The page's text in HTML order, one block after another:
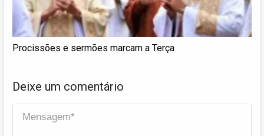
Procissões e sermões marcam a Terça
Deixe um comentário